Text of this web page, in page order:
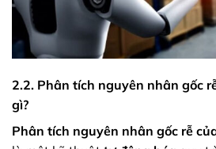
2.2. Phân tích nguyên nhân gốc
gì?
Phân tích nguyên nhân gốc rễ